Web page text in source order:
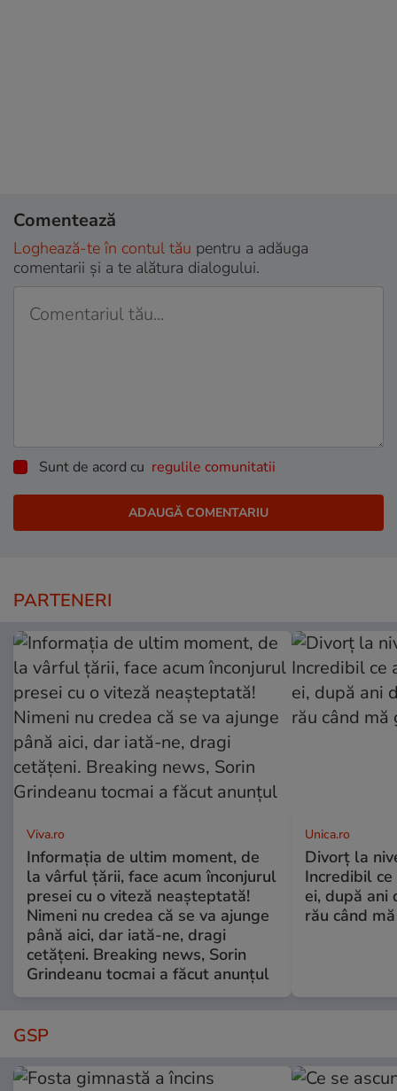
Comentează
Loghează-te în contul tău pentru a adăuga
comentarii și a te alătura dialogului.
Sunt de acord cu regulile comunitatii
PARTENERI
Viva.ro
Informația de ultim moment, de
la vârful țării, face acum înconjurul
presei cu o viteză neașteptată!
Nimeni nu credea că se va ajunge
până aici, dar iată-ne, dragi
cetățeni. Breaking news, Sorin
Grindeanu tocmai a făcut anunțul
Unica.ro
Divorț la
Incredibil
ei, după ani
rău când
GSP